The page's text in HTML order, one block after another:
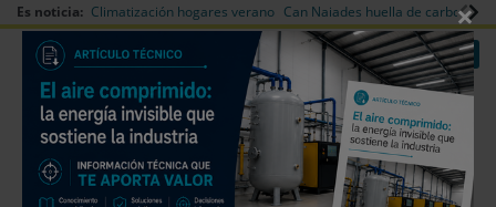
Es noticia: Climatización hogares verano Can Naiades huella de carbono
Redes Sociales Es noticia Login empresas Registro
×